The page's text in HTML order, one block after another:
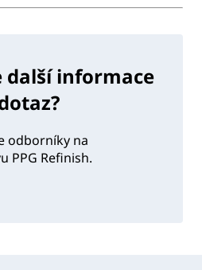
další informace
odborníky na
PPG Refinish.